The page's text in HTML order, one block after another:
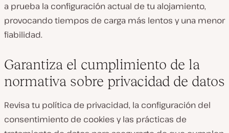
a prueba la configuración actual de tu alojamiento,
provocando tiempos de carga más lentos y una menor
fiabilidad.
Garantiza el cumplimiento de la
normativa sobre privacidad de datos
Revisa tu política de privacidad, la configuración del
consentimiento de cookies y las prácticas de